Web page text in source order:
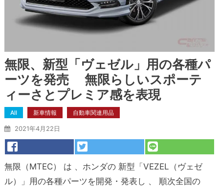
無限、新型「ヴェゼル」用の各種パ
ーツを発売 無限らしいスポーテ
ィーさとプレミア感を表現
All 新車情報 自動車関連用品
2021年4月22日
無限（MTEC） は 、ホンダの 新型「VEZEL（ヴェゼ
ル）」用の各種パーツを開発・発表し 、 順次全国の